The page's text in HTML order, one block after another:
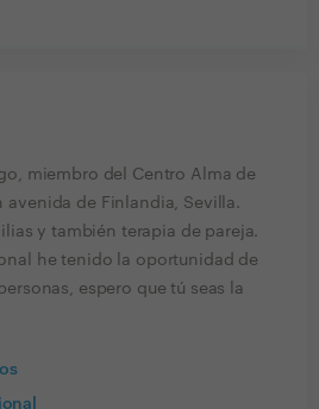
miembro del Centro Alma de
avenida de Finlandia, Sevilla.
y también terapia de pareja.
he tenido la oportunidad de
espero que tú seas la